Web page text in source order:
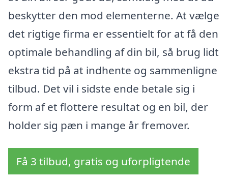
beskytter den mod elementerne. At vælge
det rigtige firma er essentielt for at få den
optimale behandling af din bil, så brug lidt
ekstra tid på at indhente og sammenligne
tilbud. Det vil i sidste ende betale sig i
form af et flottere resultat og en bil, der
holder sig pæn i mange år fremover.
Få 3 tilbud, gratis og uforpligtende